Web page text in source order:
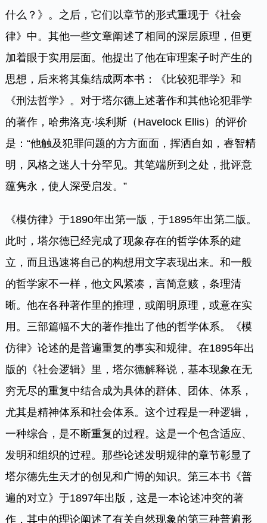
什么？》。之后，它们以章节的形式重现于《社会
律》中。其他一些文章阐述了相同的深层原理，但更
加着眼于实用层面。他提出了他在审理案子时产生的
思想，后来将其集结成两本书：《比较犯罪学》和
《刑法哲学》。对于塔尔德上述著作和其他论犯罪学
的著作，哈弗洛克·埃利斯（Havelock Ellis）的评价
是：“他触及犯罪问题的方方面面，挥洒自如，睿智精
明，风格之迷人十分罕见。其笔端所到之处，批评意
蕴隽永，使人深受启发。”
《模仿律》于1890年出第一版，于1895年出第二版。
此时，塔尔德已经完成了现象存在的哲学体系的建
立，而且迅速将自己的构想用文字表现出来。和一般
的哲学家不一样，他文风紧凑，言简意赅，条理清
晰。他在各种著作里的推理，或阐明原理，或意在实
用。三部篇幅不大的著作推出了他的哲学体系。《模
仿律》论述的是普遍重复的事实和规律。在1895年出
版的《社会逻辑》里，塔尔德解释说，基本现象在无
穷无尽的重复中结合成为具体的群体、团体、体系，
尤其是精神体系和社会体系。这个过程是一种逻辑，
一种综合，是不断重复的过程。这是一个包含适应、
发明和组织的过程。那些论述发明规律的章节彰显了
塔尔德先生天才的创见和广博的知识。第三本书《普
遍的对立》于1897年出版，这是一本论述冲突的著
作，其中的理论阐述了有关自然现象的第三种普遍形